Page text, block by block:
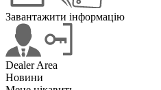
Завантажити інформацію
Dealer Area
Новини